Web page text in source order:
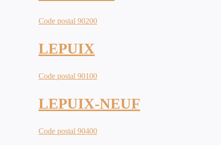
Code postal 90200
LEPUIX
Code postal 90100
LEPUIX-NEUF
Code postal 90400